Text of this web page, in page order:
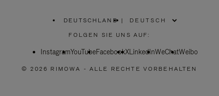
DEUTSCHLAND
WÄHLEN
SIE
REGION
|
FOLGEN SIE UNS AUF:
InstagramYouTubeFacebookXLinkedInWeChatWeibo
© 2026 RIMOWA - ALLE RECHTE VORBEHALTEN